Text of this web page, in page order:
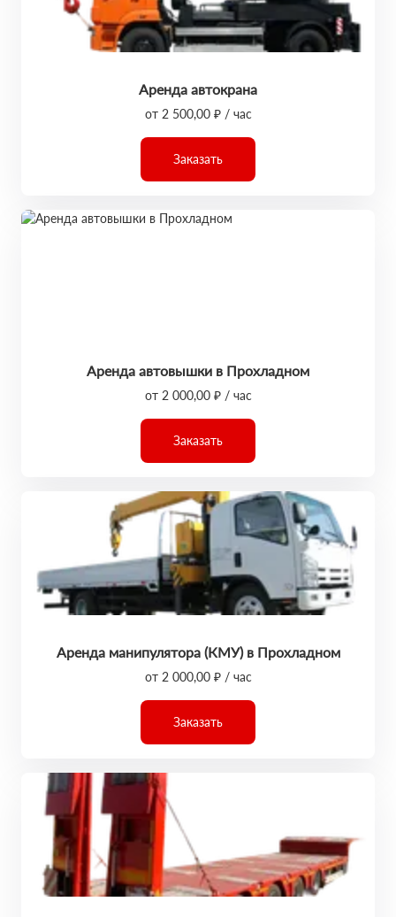
Аренда автокрана
от 2 500,00 ₽ / час
Заказать
Аренда автовышки в Прохладном
от 2 000,00 ₽ / час
Заказать
Аренда манипулятора (КМУ) в Прохладном
от 2 000,00 ₽ / час
Заказать